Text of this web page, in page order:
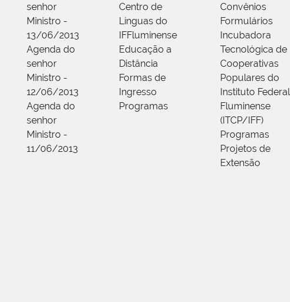
senhor
Ministro -
13/06/2013
Agenda do
senhor
Ministro -
12/06/2013
Agenda do
senhor
Ministro -
11/06/2013
Centro de
Línguas do
IFFluminense
Educação a
Distância
Formas de
Ingresso
Programas
Convênios
Formulários
Incubadora
Tecnológica de
Cooperativas
Populares do
Instituto Federal
Fluminense
(ITCP/IFF)
Programas
Projetos de
Extensão